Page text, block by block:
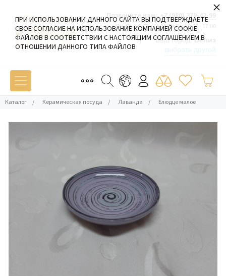
Позвоните нам: +7 (980) 379-42-99
Пн-Пт: 09:00 - 19:00 Сб-Вс: 10:00 - 17:00
Ваш город:Белиз
Каталог / Керамическая посуда / Лаванда / Блюдце малое
ПРИ ИСПОЛЬЗОВАНИИ ДАННОГО САЙТА ВЫ ПОДТВЕРЖДАЕТЕ
СВОЕ СОГЛАСИЕ НА ИСПОЛЬЗОВАНИЕ КОМПАНИЕЙ COOKIE-
ФАЙЛОВ В СООТВЕТСТВИИ С НАСТОЯЩИМ СОГЛАШЕНИЕМ В
ОТНОШЕНИИ ДАННОГО ТИПА ФАЙЛОВ
×